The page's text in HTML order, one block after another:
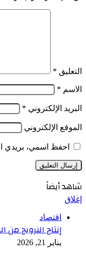
التعليق *
الاسم *
البريد الإلكتروني *
الموقع الإلكتروني
احفظ اسمي، بريدي
شاهد أيضاً
إغلاق
اقتصاد
إنتاج النرويج
يناير 21, 2026